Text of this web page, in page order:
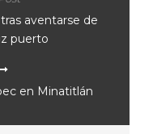
aventarse de
puerto
en Minatitlán